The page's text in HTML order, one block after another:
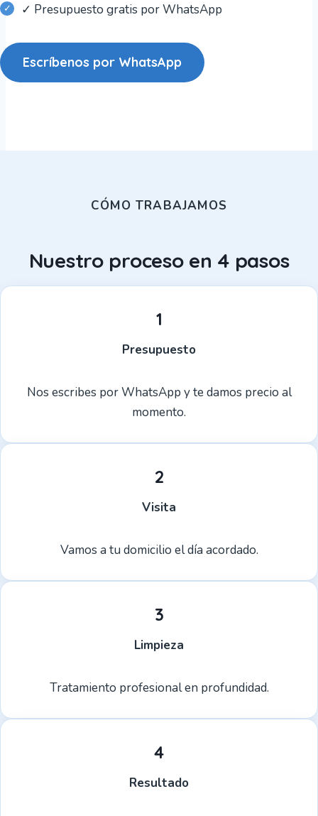
✓ Presupuesto gratis por WhatsApp
Escríbenos por WhatsApp
CÓMO TRABAJAMOS
Nuestro proceso en 4 pasos
1
Presupuesto
Nos escribes por WhatsApp y te damos precio al
momento.
2
Visita
Vamos a tu domicilio el día acordado.
3
Limpieza
Tratamiento profesional en profundidad.
4
Resultado